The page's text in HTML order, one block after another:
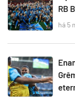
RB
há 5